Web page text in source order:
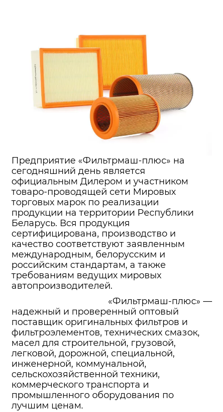
Предприятие «Фильтрмаш-плюс» на
сегодняшний день является
официальным Дилером и участником
товаро-проводящей сети Мировых
торговых марок по реализации
продукции на территории Республики
Беларусь. Вся продукция
сертифицирована, производство и
качество соответствуют заявленным
международным, белорусским и
российским стандартам, а также
требованиям ведущих мировых
автопроизводителей.
«Фильтрмаш-плюс» —
надежный и проверенный оптовый
поставщик оригинальных фильтров и
фильтроэлементов, технических смазок,
масел для строительной, грузовой,
легковой, дорожной, специальной,
инженерной, коммунальной,
сельскохозяйственной техники,
коммерческого транспорта и
промышленного оборудования по
лучшим ценам.